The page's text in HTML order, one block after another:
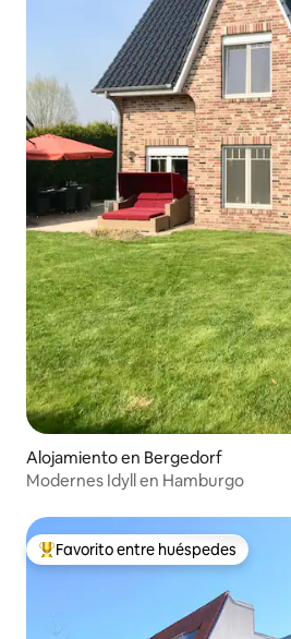
Alojamiento en Bergedorf
Modernes Idyll en Hamburgo
Favorito entre huéspedes preferido
Favorito entre huéspedes